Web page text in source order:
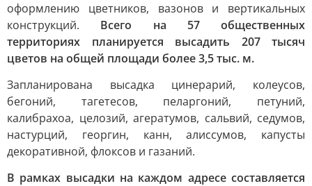
оформлению цветников, вазонов и вертикальных
конструкций. Всего на 57 общественных
территориях планируется высадить 207 тысяч
цветов на общей площади более 3,5 тыс. м.
Запланирована высадка цинерарий, колеусов,
бегоний, тагетесов, пеларгоний, петуний,
калибрахоа, целозий, агератумов, сальвий, седумов,
настурций, георгин, канн, алиссумов, капусты
декоративной, флоксов и газаний.
В рамках высадки на каждом адресе составляется